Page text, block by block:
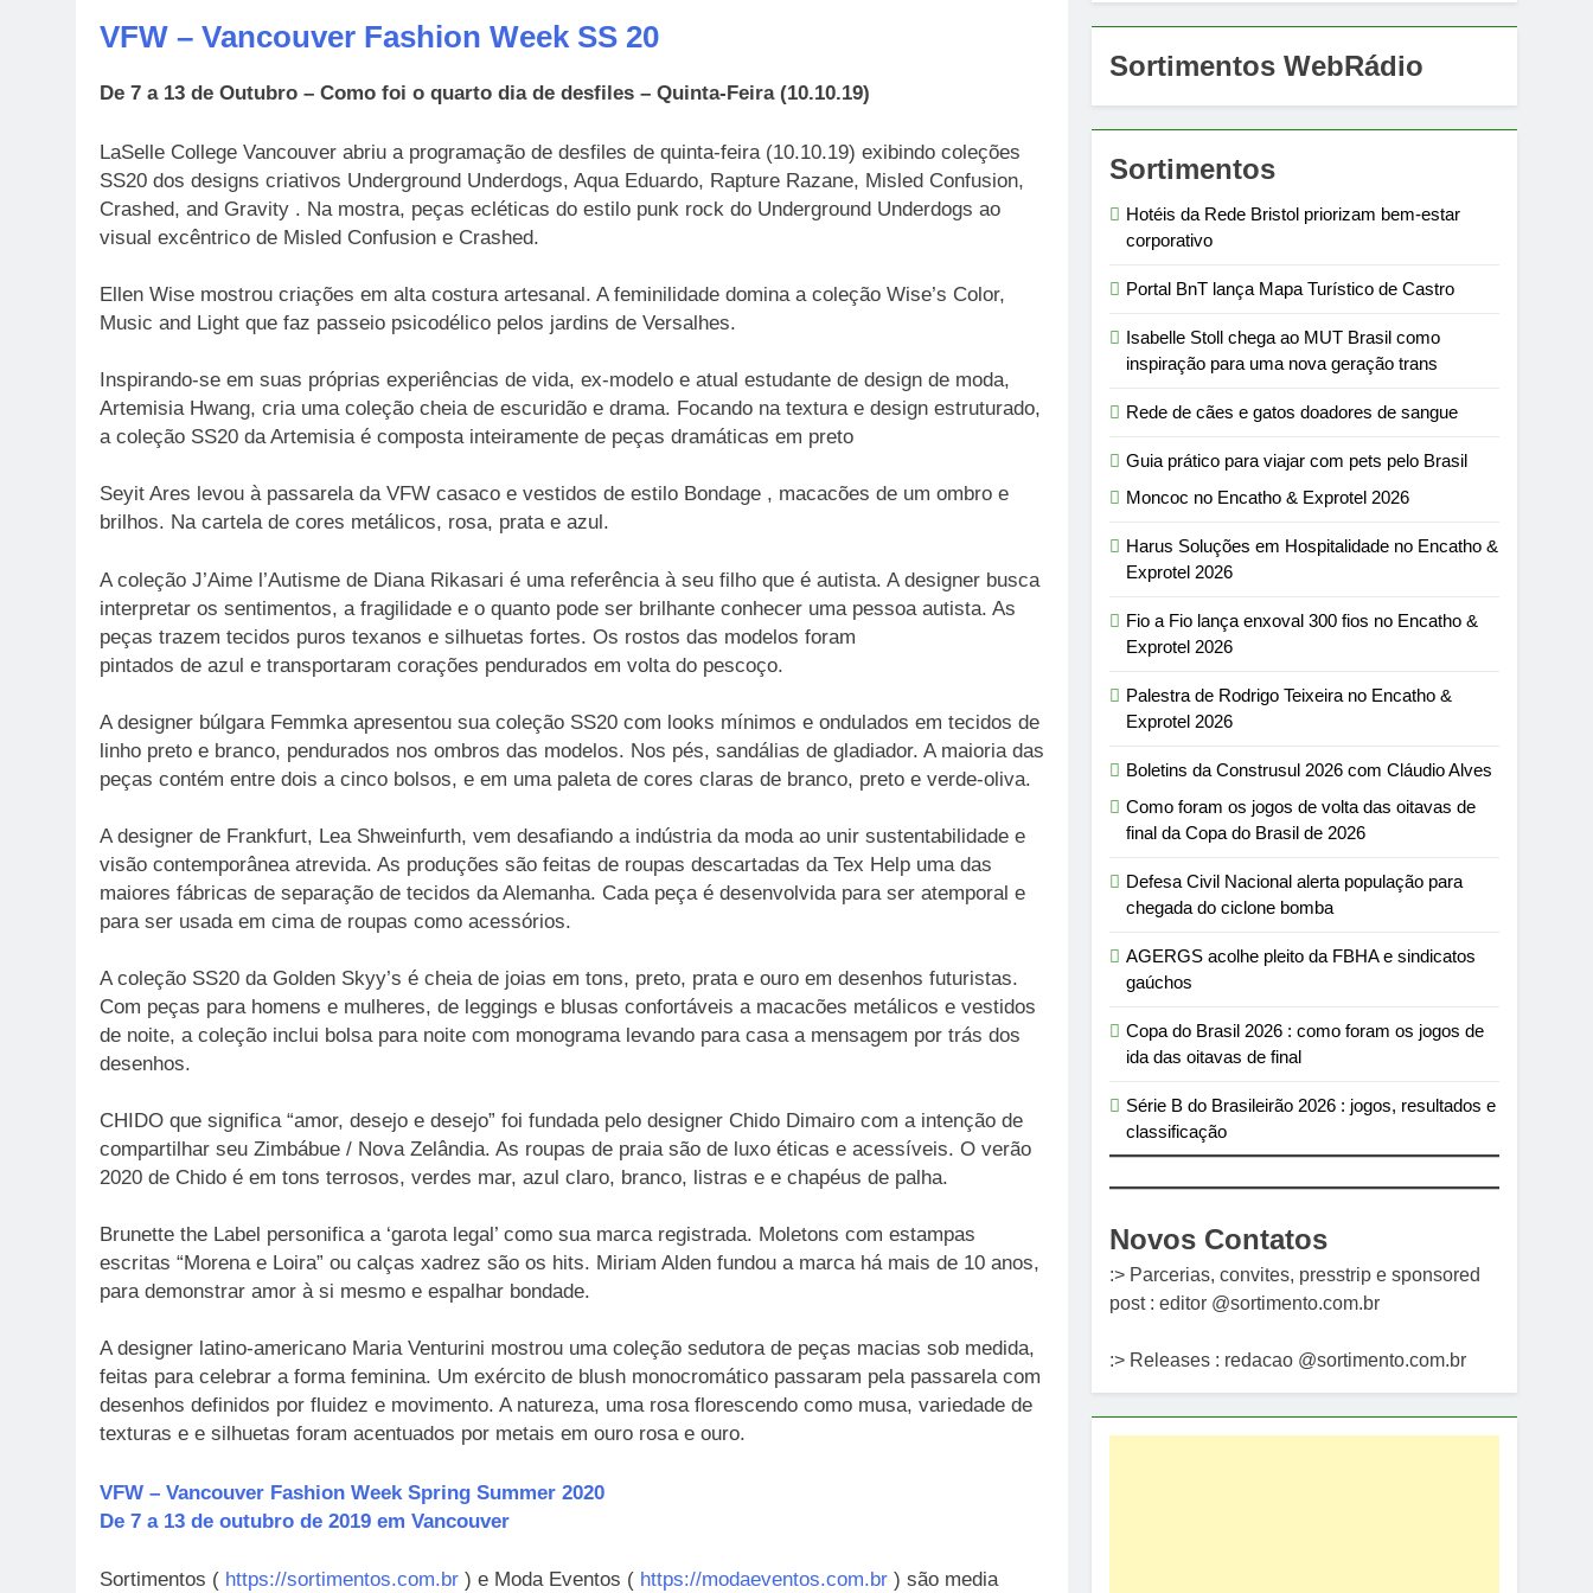
VFW – Vancouver Fashion Week SS 20
De 7 a 13 de Outubro – Como foi o quarto dia de desfiles – Quinta-Feira (10.10.19)
LaSelle College Vancouver abriu a programação de desfiles de quinta-feira (10.10.19) exibindo coleções
SS20 dos designs criativos Underground Underdogs, Aqua Eduardo, Rapture Razane, Misled Confusion,
Crashed, and Gravity . Na mostra, peças ecléticas do estilo punk rock do Underground Underdogs ao
visual excêntrico de Misled Confusion e Crashed.
Ellen Wise mostrou criações em alta costura artesanal. A feminilidade domina a coleção Wise’s Color,
Music and Light que faz passeio psicodélico pelos jardins de Versalhes.
Inspirando-se em suas próprias experiências de vida, ex-modelo e atual estudante de design de moda,
Artemisia Hwang, cria uma coleção cheia de escuridão e drama. Focando na textura e design estruturado,
a coleção SS20 da Artemisia é composta inteiramente de peças dramáticas em preto
Seyit Ares levou à passarela da VFW casaco e vestidos de estilo Bondage , macacões de um ombro e
brilhos. Na cartela de cores metálicos, rosa, prata e azul.
A coleção J’Aime l’Autisme de Diana Rikasari é uma referência à seu filho que é autista. A designer busca
interpretar os sentimentos, a fragilidade e o quanto pode ser brilhante conhecer uma pessoa autista. As
peças trazem tecidos puros texanos e silhuetas fortes. Os rostos das modelos foram
pintados de azul e transportaram corações pendurados em volta do pescoço.
A designer búlgara Femmka apresentou sua coleção SS20 com looks mínimos e ondulados em tecidos de
linho preto e branco, pendurados nos ombros das modelos. Nos pés, sandálias de gladiador. A maioria das
peças contém entre dois a cinco bolsos, e em uma paleta de cores claras de branco, preto e verde-oliva.
A designer de Frankfurt, Lea Shweinfurth, vem desafiando a indústria da moda ao unir sustentabilidade e
visão contemporânea atrevida. As produções são feitas de roupas descartadas da Tex Help uma das
maiores fábricas de separação de tecidos da Alemanha. Cada peça é desenvolvida para ser atemporal e
para ser usada em cima de roupas como acessórios.
A coleção SS20 da Golden Skyy’s é cheia de joias em tons, preto, prata e ouro em desenhos futuristas.
Com peças para homens e mulheres, de leggings e blusas confortáveis ​​a macacões metálicos e vestidos
de noite, a coleção inclui bolsa para noite com monograma levando para casa a mensagem por trás dos
desenhos.
CHIDO que significa “amor, desejo e desejo” foi fundada pelo designer Chido Dimairo com a intenção de
compartilhar seu Zimbábue / Nova Zelândia. As roupas de praia são de luxo éticas e acessíveis. O verão
2020 de Chido é em tons terrosos, verdes mar, azul claro, branco, listras e e chapéus de palha.
Brunette the Label personifica a ‘garota legal’ como sua marca registrada. Moletons com estampas
escritas “Morena e Loira” ou calças xadrez são os hits. Miriam Alden fundou a marca há mais de 10 anos,
para demonstrar amor à si mesmo e espalhar bondade.
A designer latino-americano Maria Venturini mostrou uma coleção sedutora de peças macias sob medida,
feitas para celebrar a forma feminina. Um exército de blush monocromático passaram pela passarela com
desenhos definidos por fluidez e movimento. A natureza, uma rosa florescendo como musa, variedade de
texturas e e silhuetas foram acentuados por metais em ouro rosa e ouro.
VFW – Vancouver Fashion Week Spring Summer 2020
De 7 a 13 de outubro de 2019 em Vancouver
Sortimentos ( https://sortimentos.com.br ) e Moda Eventos ( https://modaeventos.com.br ) são media
Sortimentos WebRádio
Sortimentos
Hotéis da Rede Bristol priorizam bem-estar
corporativo
Portal BnT lança Mapa Turístico de Castro
Isabelle Stoll chega ao MUT Brasil como
inspiração para uma nova geração trans
Rede de cães e gatos doadores de sangue
Guia prático para viajar com pets pelo Brasil
Moncoc no Encatho & Exprotel 2026
Harus Soluções em Hospitalidade no Encatho &
Exprotel 2026
Fio a Fio lança enxoval 300 fios no Encatho &
Exprotel 2026
Palestra de Rodrigo Teixeira no Encatho &
Exprotel 2026
Boletins da Construsul 2026 com Cláudio Alves
Como foram os jogos de volta das oitavas de
final da Copa do Brasil de 2026
Defesa Civil Nacional alerta população para
chegada do ciclone bomba
AGERGS acolhe pleito da FBHA e sindicatos
gaúchos
Copa do Brasil 2026 : como foram os jogos de
ida das oitavas de final
Série B do Brasileirão 2026 : jogos, resultados e
classificação
Novos Contatos
:> Parcerias, convites, presstrip e sponsored
post : editor @sortimento.com.br
:> Releases : redacao @sortimento.com.br